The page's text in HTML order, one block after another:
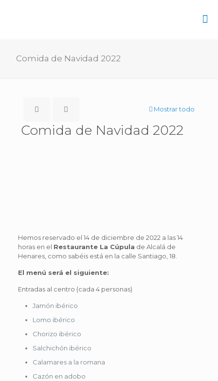
Comida de Navidad 2022
Mostrar todo
Comida de Navidad 2022
Hemos reservado el 14 de diciembre de 2022 a las 14
horas en el Restaurante La Cúpula de Alcalá de
Henares, como sabéis está en la calle Santiago, 18.
El menú será el siguiente:
Entradas al centro (cada 4 personas)
Jamón ibérico
Lomo ibérico
Chorizo ibérico
Salchichón ibérico
Calamares a la romana
Cazón en adobo